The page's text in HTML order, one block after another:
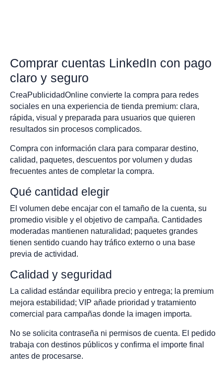
Comprar cuentas LinkedIn con pago
claro y seguro
CreaPublicidadOnline convierte la compra para redes
sociales en una experiencia de tienda premium: clara,
rápida, visual y preparada para usuarios que quieren
resultados sin procesos complicados.
Compra con información clara para comparar destino,
calidad, paquetes, descuentos por volumen y dudas
frecuentes antes de completar la compra.
Qué cantidad elegir
El volumen debe encajar con el tamaño de la cuenta, su
promedio visible y el objetivo de campaña. Cantidades
moderadas mantienen naturalidad; paquetes grandes
tienen sentido cuando hay tráfico externo o una base
previa de actividad.
Calidad y seguridad
La calidad estándar equilibra precio y entrega; la premium
mejora estabilidad; VIP añade prioridad y tratamiento
comercial para campañas donde la imagen importa.
No se solicita contraseña ni permisos de cuenta. El pedido
trabaja con destinos públicos y confirma el importe final
antes de procesarse.